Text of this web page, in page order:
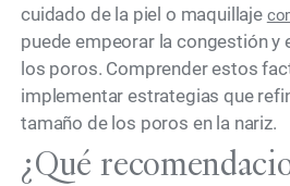
cuidado de la piel o maquillaje
puede empeorar la congestión y
los poros. Comprender estos
implementar estrategias que
tamaño de los poros en la nariz.
¿Qué